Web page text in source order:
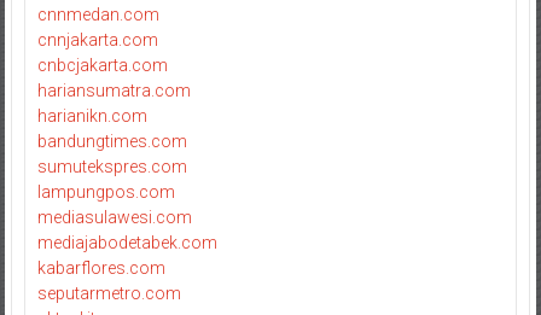
cnnmedan.com
cnnjakarta.com
cnbcjakarta.com
hariansumatra.com
harianikn.com
bandungtimes.com
sumutekspres.com
lampungpos.com
mediasulawesi.com
mediajabodetabek.com
kabarflores.com
seputarmetro.com